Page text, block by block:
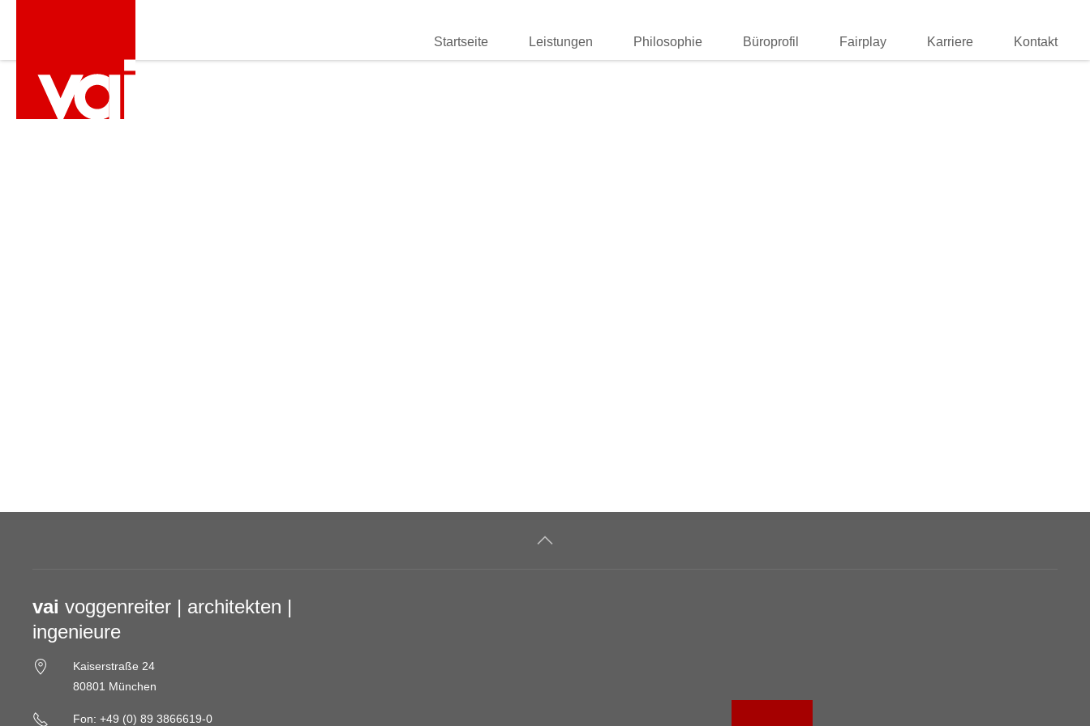
Startseite Leistungen Philosophie Büroprofil Fairplay Karriere Kontakt
vai voggenreiter | architekten |
ingenieure
Kaiserstraße 24
80801 München
Fon: +49 (0) 89 3866619-0